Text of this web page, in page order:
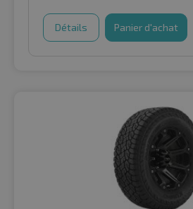
Détails Panier d'achat